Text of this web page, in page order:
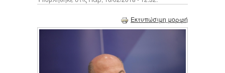
Εκτυπώσιμη μορφή